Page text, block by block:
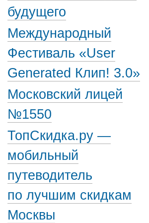
будущего
Международный
Фестиваль «User
Generated Клип! 3.0»
Московский лицей
№1550
ТопСкидка.ру —
мобильный
путеводитель
по лучшим скидкам
Москвы